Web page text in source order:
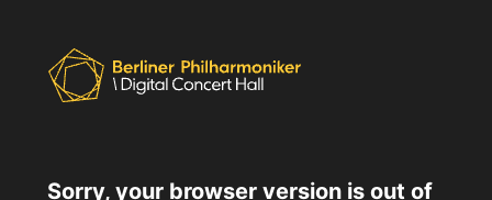
Sorry, your browser version is out of